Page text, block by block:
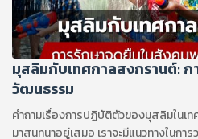
มุสลิมกับเทศกาลสงกรานต์:
วัฒนธรรม
คำถามเรื่องการปฏิบัติตัวของมุสลิมในเ
มาสนทนาอยู่เสมอ เราจะมีแนวทางในก